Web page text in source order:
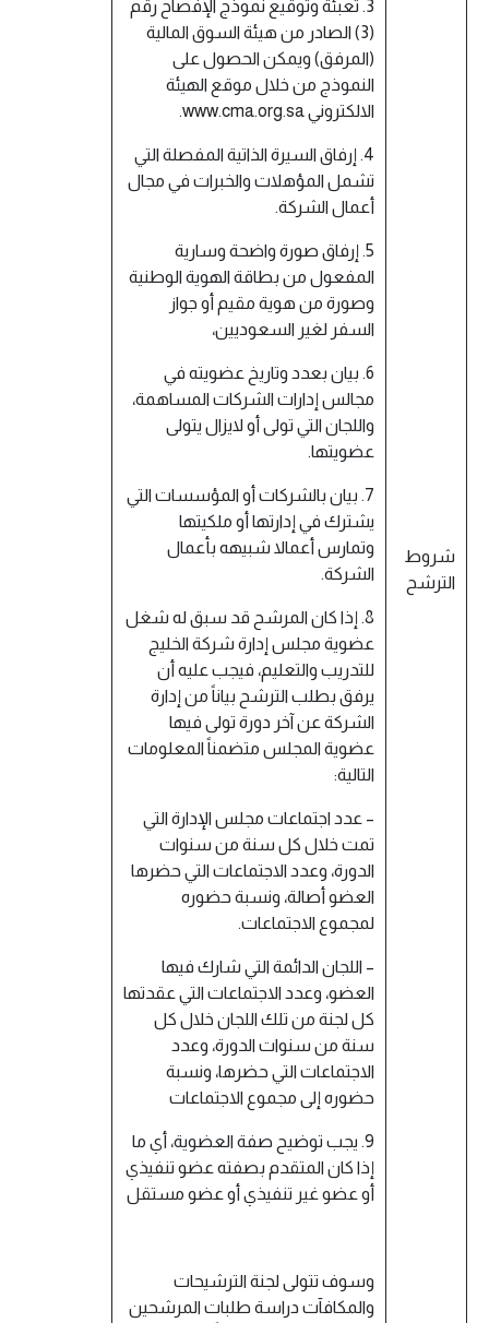
شروط
الترشح
3. تعبئة وتوقيع نموذج الإفصاح رقم
(3) الصادر من هيئة السوق المالية
(المرفق) ويمكن الحصول على
النموذج من خلال موقع الهيئة
الالكتروني www.cma.org.sa.
4. إرفاق السيرة الذاتية المفصلة التي
تشمل المؤهلات والخبرات في مجال
أعمال الشركة.
5. إرفاق صورة واضحة وسارية
المفعول من بطاقة الهوية الوطنية
وصورة من هوية مقيم أو جواز
السفر لغير السعوديين،
6. بيان بعدد وتاريخ عضويته في
مجالس إدارات الشركات المساهمة،
واللجان التي تولى أو لايزال يتولى
عضويتها.
7. بيان بالشركات أو المؤسسات التي
يشترك في إدارتها أو ملكيتها
وتمارس أعمالا شبيهه بأعمال
الشركة.
8. إذا كان المرشح قد سبق له شغل
عضوية مجلس إدارة شركة الخليج
للتدريب والتعليم، فيجب عليه أن
يرفق بطلب الترشح بياناً من إدارة
الشركة عن آخر دورة تولى فيها
عضوية المجلس متضمناً المعلومات
التالية:
– عدد اجتماعات مجلس الإدارة التي
تمت خلال كل سنة من سنوات
الدورة، وعدد الاجتماعات التي حضرها
العضو أصالة، ونسبة حضوره
لمجموع الاجتماعات.
– اللجان الدائمة التي شارك فيها
العضو، وعدد الاجتماعات التي عقدتها
كل لجنة من تلك اللجان خلال كل
سنة من سنوات الدورة، وعدد
الاجتماعات التي حضرها، ونسبة
حضوره إلى مجموع الاجتماعات
9. يجب توضيح صفة العضوية، أي ما
إذا كان المتقدم بصفته عضو تنفيذي
أو عضو غير تنفيذي أو عضو مستقل
وسوف تتولى لجنة الترشيحات
والمكافآت دراسة طلبات المرشحين